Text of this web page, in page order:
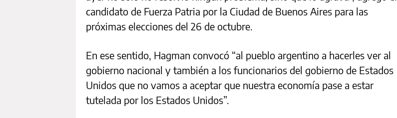
candidato de Fuerza Patria por la Ciudad de Buenos Aires para las
próximas elecciones del 26 de octubre.
En ese sentido, Hagman convocó “al pueblo argentino a hacerles ver al
gobierno nacional y también a los funcionarios del gobierno de Estados
Unidos que no vamos a aceptar que nuestra economía pase a estar
tutelada por los Estados Unidos”.